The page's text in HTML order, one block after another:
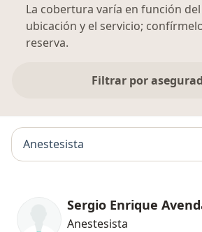
La cobertura varía en función
ubicación y el servicio;
reserva.
Filtrar por
Anestesista
Sergio Enrique
Anestesista